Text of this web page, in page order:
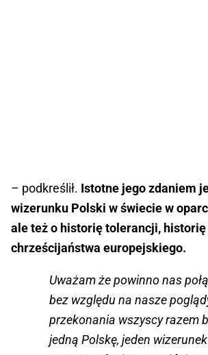
– podkreślił. Istotne jego zdaniem
wizerunku Polski w świecie w
ale też o historię tolerancji,
chrześcijaństwa europejskiego.
Uważam że powinno nas
bez względu na nasze
przekonania wszyscy razem
jedną Polskę, jeden